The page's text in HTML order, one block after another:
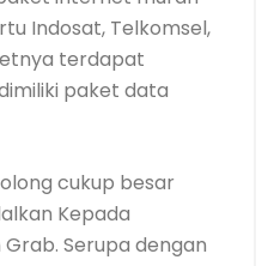
Indosat, Telkomsel,
terdapat
paket data
cukup besar
Kepada
Serupa dengan